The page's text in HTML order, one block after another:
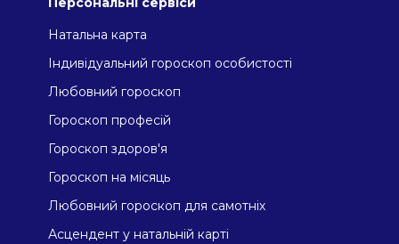
Натальна карта
Індивідуальний гороскоп особистості
Любовний гороскоп
Гороскоп професій
Гороскоп здоров'я
Гороскоп на місяць
Любовний гороскоп для самотніх
Асцендент у натальній карті